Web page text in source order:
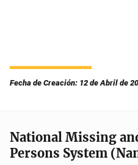
Fecha de Creación: 12 de Abril de
National Missing
Persons System